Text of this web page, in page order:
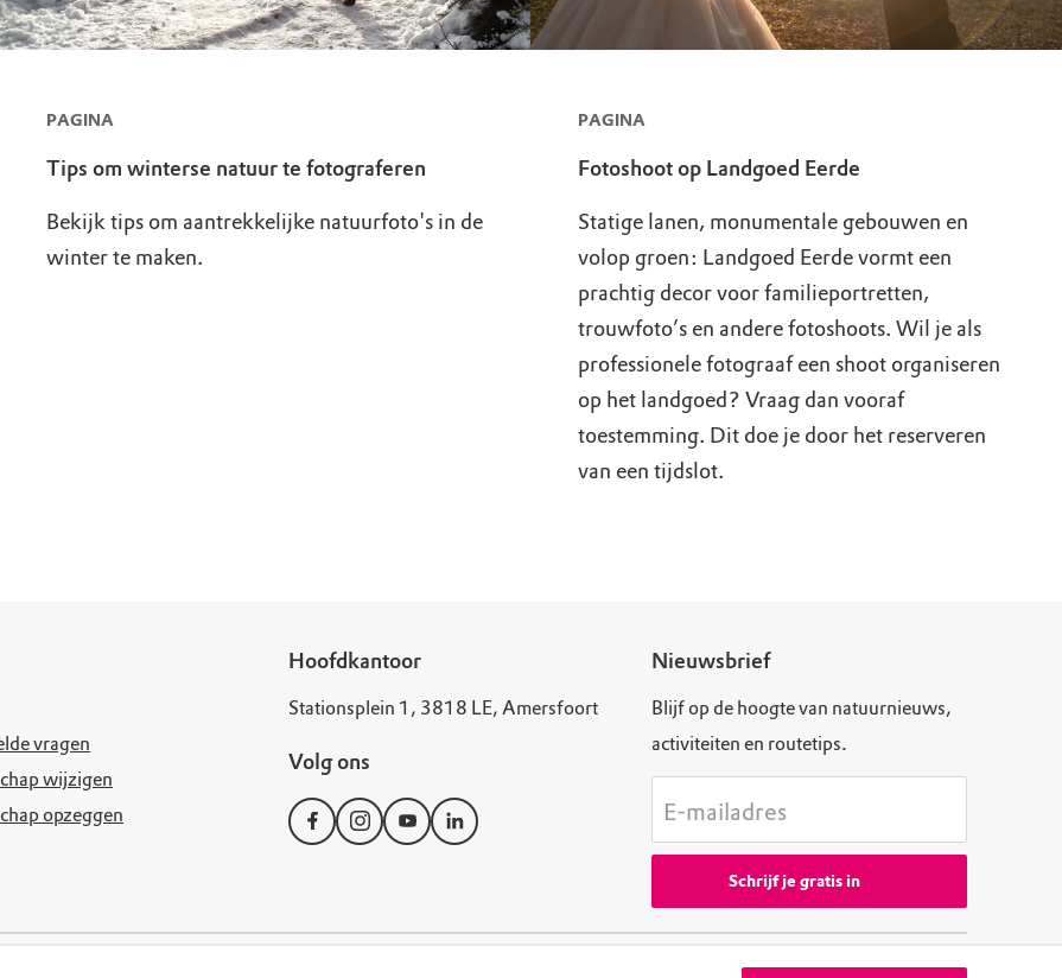
PAGINA
Tips om winterse natuur te fotograferen
Bekijk tips om aantrekkelijke natuurfoto's in de
winter te maken.
PAGINA
Fotoshoot op Landgoed Eerde
Statige lanen, monumentale gebouwen en
volop groen: Landgoed Eerde vormt een
prachtig decor voor familieportretten,
trouwfoto’s en andere fotoshoots. Wil je als
professionele fotograaf een shoot organiseren
op het landgoed? Vraag dan vooraf
toestemming. Dit doe je door het reserveren
van een tijdslot.
vragen
wijzigen
opzeggen
Hoofdkantoor
Stationsplein 1, 3818 LE, Amersfoort
Volg ons
Nieuwsbrief
Blijf op de hoogte van natuurnieuws,
activiteiten en routetips.
E-mailadres
Schrijf je gratis in